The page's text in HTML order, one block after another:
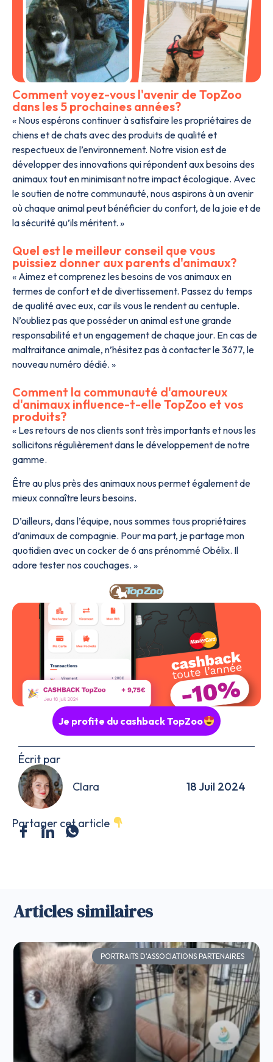
Comment voyez-vous l'avenir de TopZoo
dans les 5 prochaines années?
« Nous espérons continuer à satisfaire les propriétaires de
chiens et de chats avec des produits de qualité et
respectueux de l’environnement. Notre vision est de
développer des innovations qui répondent aux besoins des
animaux tout en minimisant notre impact écologique. Avec
le soutien de notre communauté, nous aspirons à un avenir
où chaque animal peut bénéficier du confort, de la joie et de
la sécurité qu’ils méritent. »
Quel est le meilleur conseil que vous
puissiez donner aux parents d'animaux?
« Aimez et comprenez les besoins de vos animaux en
termes de confort et de divertissement. Passez du temps
de qualité avec eux, car ils vous le rendent au centuple.
N’oubliez pas que posséder un animal est une grande
responsabilité et un engagement de chaque jour. En cas de
maltraitance animale, n’hésitez pas à contacter le 3677, le
nouveau numéro dédié. »
Comment la communauté d'amoureux
d'animaux influence-t-elle TopZoo et vos
produits?
« Les retours de nos clients sont très importants et nous les
sollicitons régulièrement dans le développement de notre
gamme.
Être au plus près des animaux nous permet également de
mieux connaître leurs besoins.
D’ailleurs, dans l’équipe, nous sommes tous propriétaires
d’animaux de compagnie. Pour ma part, je partage mon
quotidien avec un cocker de 6 ans prénommé Obélix. Il
adore tester nos couchages. »
Je profite du cashback TopZoo
Écrit par
Clara
18 Juil 2024
Partager cet article
Articles similaires
PORTRAITS D'ASSOCIATIONS PARTENAIRES